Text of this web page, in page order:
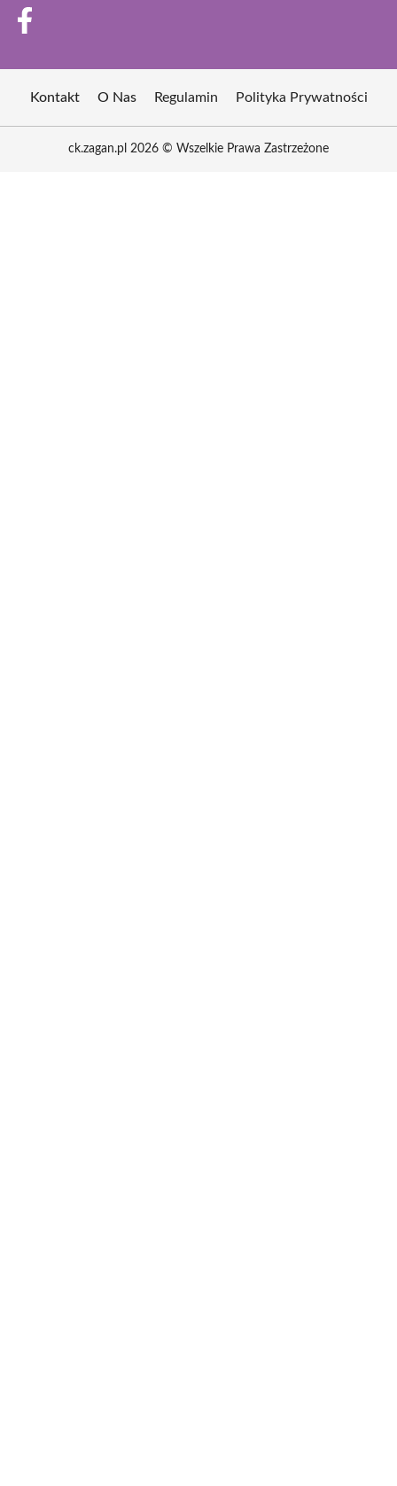
Kontakt O Nas Regulamin Polityka Prywatności
ck.zagan.pl 2026 © Wszelkie Prawa Zastrzeżone